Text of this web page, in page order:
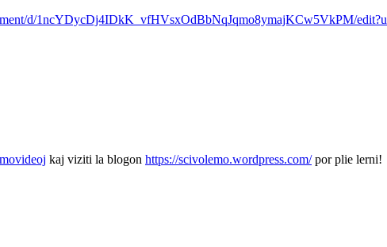
d/1ncYDycDj4IDkK_vfHVsxOdBbNqJqmo8ymajKCw5VkPM/
kaj viziti la blogon https://scivolemo.wordpress.com/por plie lerni!